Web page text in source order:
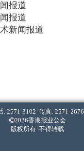
报道
报道
新闻报道
文组)
(英文组)
写作 (英文组)
: 2571-3102 传真: 2571-2676
2026香港报业公会
版权所有 不得转载